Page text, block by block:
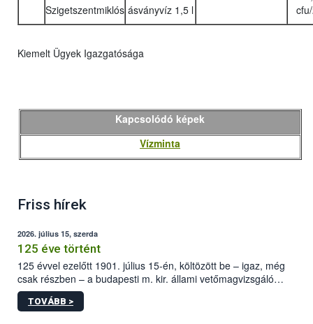
Szigetszentmiklós ásványvíz 1,5 l
Kiemelt Ügyek Igazgatósága
Kapcsolódó képek
Vízminta
Friss hírek
2026. július 15, szerda
125 éve történt
125 évvel ezelőtt 1901. július 15-én, költözött be – igaz, még
csak részben – a budapesti m. kir. állami vetőmagvizsgáló
állomás a Kis Rókus utca 15. szám alatti, Czigler Győző által
tervezett új épületébe.
TOVÁBB >